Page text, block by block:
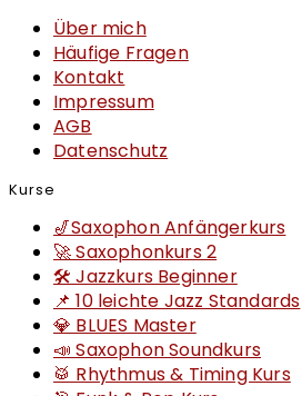
Über mich
Häufige Fragen
Kontakt
Impressum
AGB
Datenschutz
Kurse
🎷Saxophon Anfängerkurs
🚀 Saxophonkurs 2
🛠 Jazzkurs Beginner
📌 10 leichte Jazz Standards
💎 BLUES Master
📣 Saxophon Soundkurs
🥁 Rhythmus & Timing Kurs